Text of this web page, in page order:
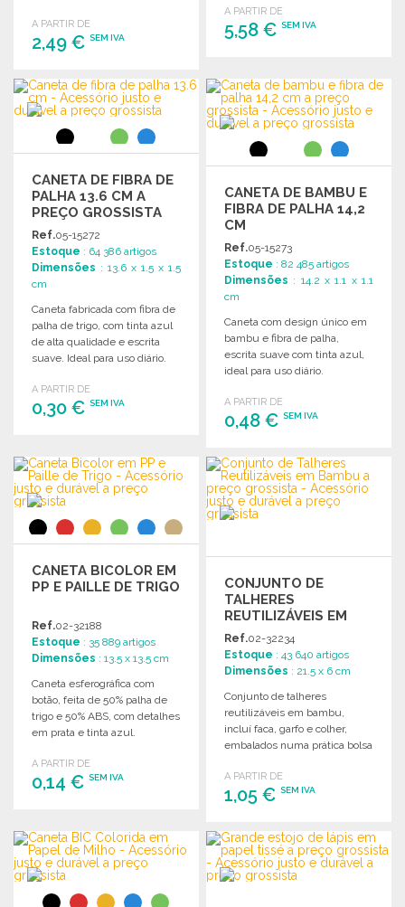
A PARTIR DE
2,49 € SEM IVA
ENCOMENDAR
Solicitar um orçamento
A PARTIR DE
5,58 €SEM IVA
Solicitar um orçamento
CANETA DE FIBRA DE
PALHA 13.6 CM A
PREÇO GROSSISTA
Ref.05-15272
Estoque : 64 386 artigos
Dimensões : 13.6 x 1.5 x 1.5
cm
Caneta fabricada com fibra de
palha de trigo, com tinta azul
de alta qualidade e escrita
suave. Ideal para uso diário.
A PARTIR DE
0,30 € SEM IVA
Solicitar um orçamento
CANETA DE BAMBU E
FIBRA DE PALHA 14,2
CM
Ref.05-15273
Estoque : 82 485 artigos
Dimensões : 14.2 x 1.1 x 1.1
cm
Caneta com design único em
bambu e fibra de palha,
escrita suave com tinta azul,
ideal para uso diário.
A PARTIR DE
0,48 €SEM IVA
ENCOMENDAR
Solicitar um orçamento
CANETA BICOLOR EM
PP E PAILLE DE TRIGO
Ref.02-32188
Estoque : 35 889 artigos
Dimensões : 13.5 x 13.5 cm
Caneta esferográfica com
botão, feita de 50% palha de
trigo e 50% ABS, com detalhes
em prata e tinta azul.
A PARTIR DE
0,14 € SEM IVA
Solicitar um orçamento
CONJUNTO DE
TALHERES
REUTILIZÁVEIS EM
BAMBU A PREÇO
GROSSISTA
Ref.02-32234
Estoque : 43 640 artigos
Dimensões : 21.5 x 6 cm
Conjunto de talheres
reutilizáveis em bambu,
incluí faca, garfo e colher,
embalados numa prática bolsa
A PARTIR DE
1,05 €SEM IVA
ENCOMENDAR
Solicitar um orçamento